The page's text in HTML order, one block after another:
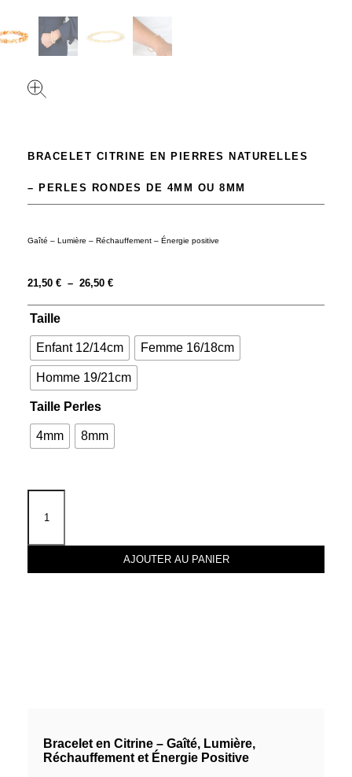
BRACELET CITRINE EN PIERRES NATURELLES
– PERLES RONDES DE 4MM OU 8MM
Gaîté – Lumière – Réchauffement – Énergie positive
21,50 € – 26,50 €
Taille
Enfant 12/14cm Femme 16/18cm
Homme 19/21cm
Taille Perles
4mm 8mm
AJOUTER AU PANIER
Bracelet en Citrine – Gaîté, Lumière,
Réchauffement et Énergie Positive